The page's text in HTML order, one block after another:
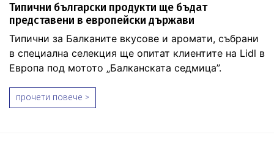
Типични български продукти ще бъдат
представени в европейски държави
Типични за Балканите вкусове и аромати, събрани
в специална селекция ще опитат клиентите на Lidl в
Европа под мотото „Балканската седмица”.
прочети повече >